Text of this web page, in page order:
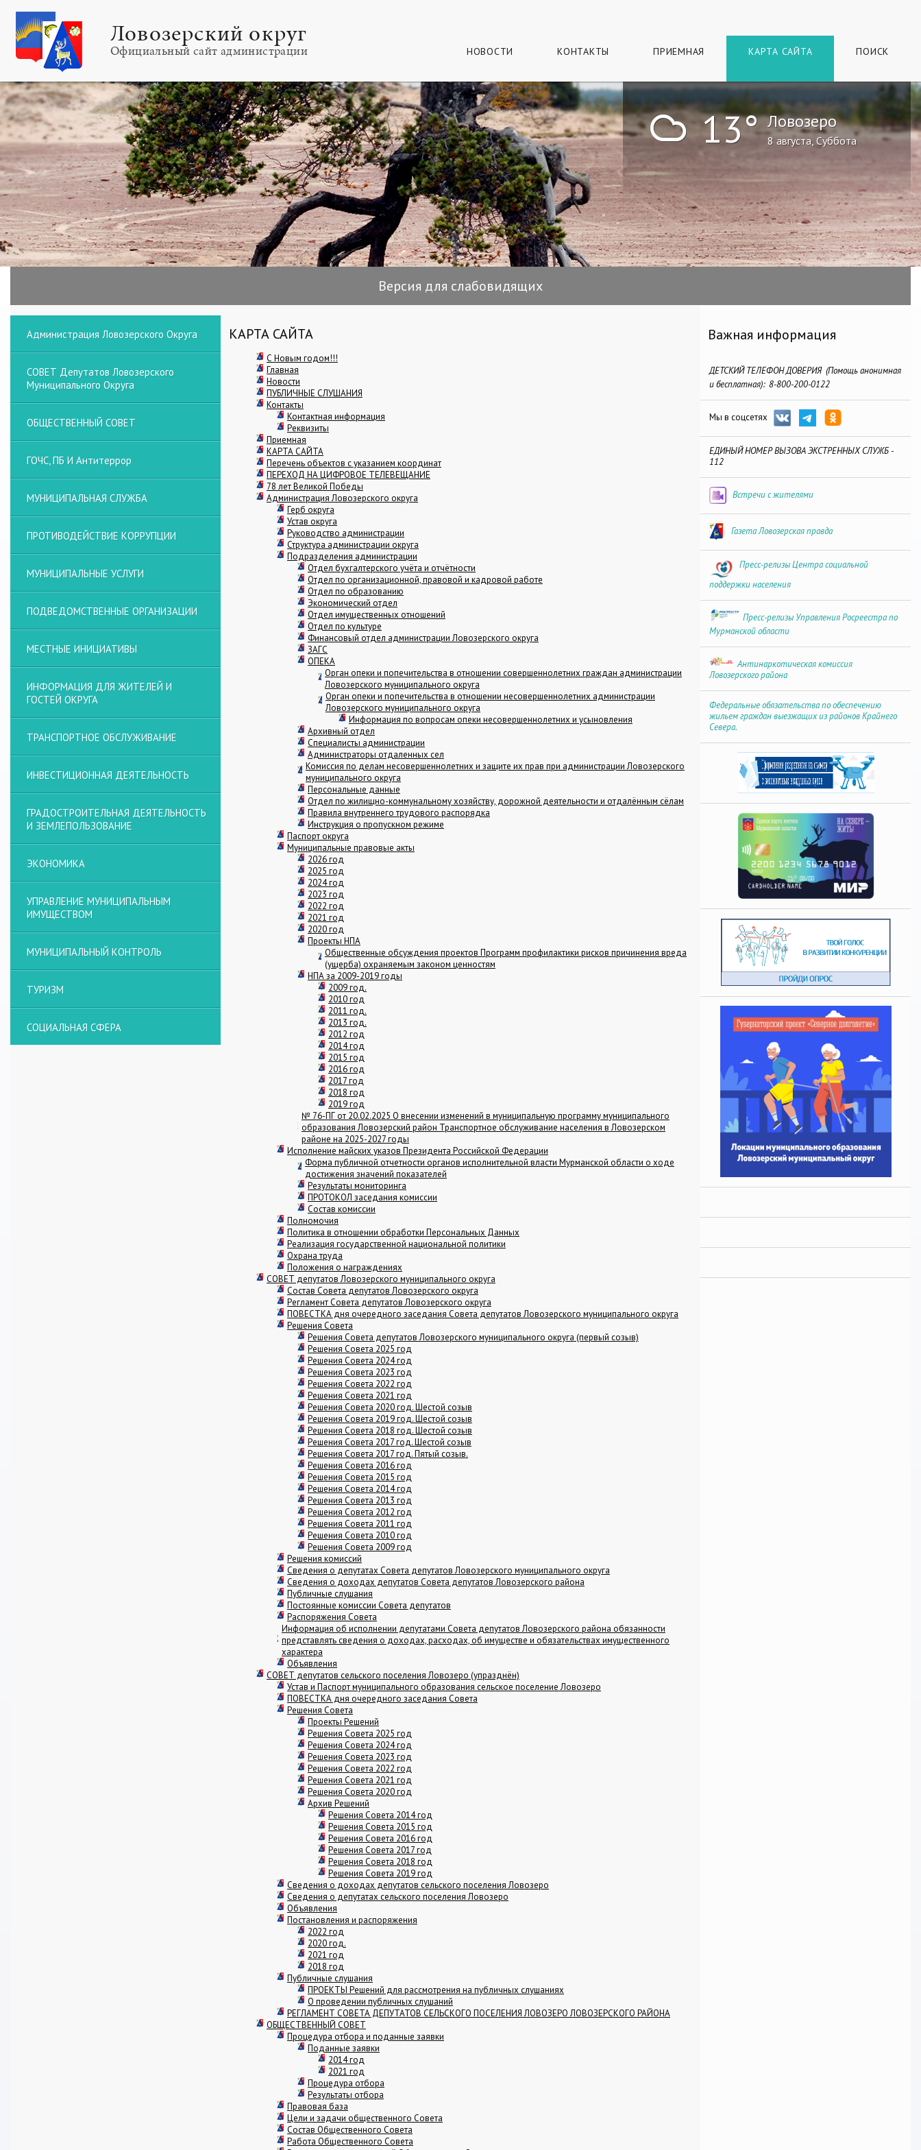
Ловозерский округ
Официальный сайт администрации НОВОСТИ КОНТАКТЫ ПРИЕМНАЯ КАРТА САЙТА ПОИСК
! 13° Ловозеро
8 августа, Суббота
Версия для слабовидящих
КАРТА САЙТА
С Новым годом!!!
Главная
Новости
ПУБЛИЧНЫЕ СЛУШАНИЯ
Контакты
Контактная информация
Реквизиты
Приемная
КАРТА САЙТА
Перечень объектов с указанием координат
ПЕРЕХОД НА ЦИФРОВОЕ ТЕЛЕВЕЩАНИЕ
78 лет Великой Победы
Администрация Ловозерского округа
Герб округа
Устав округа
Руководство администрации
Структура администрации округа
Подразделения администрации
Отдел бухгалтерского учёта и отчётности
Отдел по организационной, правовой и кадровой работе
Отдел по образованию
Экономический отдел
Отдел имущественных отношений
Отдел по культуре
Финансовый отдел администрации Ловозерского округа
ЗАГС
ОПЕКА
Орган опеки и попечительства в отношении совершеннолетних граждан администрации
Ловозерского муниципального округа
Орган опеки и попечительства в отношении несовершеннолетних администрации
Ловозерского муниципального округа
Информация по вопросам опеки несовершеннолетних и усыновления
Архивный отдел
Специалисты администрации
Администраторы отдаленных сел
Комиссия по делам несовершеннолетних и защите их прав при администрации Ловозерского
муниципального округа
Персональные данные
Отдел по жилищно-коммунальному хозяйству, дорожной деятельности и отдалённым сёлам
Правила внутреннего трудового распорядка
Инструкция о пропускном режиме
Паспорт округа
Муниципальные правовые акты
2026 год
2025 год
2024 год
2023 год
2022 год
2021 год
2020 год
Проекты НПА
Общественные обсуждения проектов Программ профилактики рисков причинения вреда
(ущерба) охраняемым законом ценностям
НПА за 2009-2019 годы
2009 год.
2010 год
2011 год.
2013 год.
2012 год
2014 год
2015 год
2016 год
2017 год
2018 год
2019 год
№ 76-ПГ от 20.02.2025 О внесении изменений в муниципальную программу муниципального
образования Ловозерский район Транспортное обслуживание населения в Ловозерском
районе на 2025-2027 годы
Исполнение майских указов Президента Российской Федерации
Форма публичной отчетности органов исполнительной власти Мурманской области о ходе
достижения значений показателей
Результаты мониторинга
ПРОТОКОЛ заседания комиссии
Состав комиссии
Полномочия
Политика в отношении обработки Персональных Данных
Реализация государственной национальной политики
Охрана труда
Положения о награждениях
СОВЕТ депутатов Ловозерского муниципального округа
Состав Совета депутатов Ловозерского округа
Регламент Совета депутатов Ловозерского округа
ПОВЕСТКА дня очередного заседания Совета депутатов Ловозерского муниципального округа
Решения Совета
Решения Совета депутатов Ловозерского муниципального округа (первый созыв)
Решения Совета 2025 год
Решения Совета 2024 год
Решения Совета 2023 год
Решения Совета 2022 год
Решения Совета 2021 год
Решения Совета 2020 год. Шестой созыв
Решения Совета 2019 год. Шестой созыв
Решения Совета 2018 год. Шестой созыв
Решения Совета 2017 год. Шестой созыв
Решения Совета 2017 год. Пятый созыв.
Решения Совета 2016 год
Решения Совета 2015 год
Решения Совета 2014 год
Решения Совета 2013 год
Решения Совета 2012 год
Решения Совета 2011 год
Решения Совета 2010 год
Решения Совета 2009 год
Решения комиссий
Сведения о депутатах Совета депутатов Ловозерского муниципального округа
Сведения о доходах депутатов Совета депутатов Ловозерского района
Публичные слушания
Постоянные комиссии Совета депутатов
Распоряжения Совета
Информация об исполнении депутатами Совета депутатов Ловозерского района обязанности
представлять сведения о доходах, расходах, об имуществе и обязательствах имущественного
характера
Объявления
СОВЕТ депутатов сельского поселения Ловозеро (упразднён)
Устав и Паспорт муниципального образования сельское поселение Ловозеро
ПОВЕСТКА дня очередного заседания Совета
Решения Совета
Проекты Решений
Решения Совета 2025 год
Решения Совета 2024 год
Решения Совета 2023 год
Решения Совета 2022 год
Решения Совета 2021 год
Решения Совета 2020 год
Архив Решений
Решения Совета 2014 год
Решения Совета 2015 год
Решения Совета 2016 год
Решения Совета 2017 год
Решения Совета 2018 год
Решения Совета 2019 год
Сведения о доходах депутатов сельского поселения Ловозеро
Сведения о депутатах сельского поселения Ловозеро
Объявления
Постановления и распоряжения
2022 год
2020 год.
2021 год
2018 год
Публичные слушания
ПРОЕКТЫ Решений для рассмотрения на публичных слушаниях
О проведении публичных слушаний
РЕГЛАМЕНТ СОВЕТА ДЕПУТАТОВ СЕЛЬСКОГО ПОСЕЛЕНИЯ ЛОВОЗЕРО ЛОВОЗЕРСКОГО РАЙОНА
ОБЩЕСТВЕННЫЙ СОВЕТ
Процедура отбора и поданные заявки
Поданные заявки
2014 год
2021 год
Процедура отбора
Результаты отбора
Правовая база
Цели и задачи общественного Совета
Состав Общественного Совета
Работа Общественного Совета
Администрация Ловозерского Округа
СОВЕТ Депутатов Ловозерского
Муниципального Округа
ОБЩЕСТВЕННЫЙ СОВЕТ
ГОЧС, ПБ И Антитеррор
МУНИЦИПАЛЬНАЯ СЛУЖБА
ПРОТИВОДЕЙСТВИЕ КОРРУПЦИИ
МУНИЦИПАЛЬНЫЕ УСЛУГИ
ПОДВЕДОМСТВЕННЫЕ ОРГАНИЗАЦИИ
МЕСТНЫЕ ИНИЦИАТИВЫ
ИНФОРМАЦИЯ ДЛЯ ЖИТЕЛЕЙ И
ГОСТЕЙ ОКРУГА
ТРАНСПОРТНОЕ ОБСЛУЖИВАНИЕ
ИНВЕСТИЦИОННАЯ ДЕЯТЕЛЬНОСТЬ
ГРАДОСТРОИТЕЛЬНАЯ ДЕЯТЕЛЬНОСТЬ
И ЗЕМЛЕПОЛЬЗОВАНИЕ
ЭКОНОМИКА
УПРАВЛЕНИЕ МУНИЦИПАЛЬНЫМ
ИМУЩЕСТВОМ
МУНИЦИПАЛЬНЫЙ КОНТРОЛЬ
ТУРИЗМ
СОЦИАЛЬНАЯ СФЕРА
Важная информация
ДЕТСКИЙ ТЕЛЕФОН ДОВЕРИЯ (Помощь анонимная
и бесплатная): 8-800-200-0122
Мы в соцсетях
ЕДИНЫЙ НОМЕР ВЫЗОВА ЭКСТРЕННЫХ СЛУЖБ -
112
Встречи с жителями
Газета Ловозерская правда
Пресс-релизы Центра социальной
поддержки населения
Пресс-релизы Управления Росреестра по
Мурманской области
Антинаркотическая комиссия
Ловозерского района
Федеральные обязательства по обеспечению
жильем граждан выезжащих из районов Крайнего
Севера.